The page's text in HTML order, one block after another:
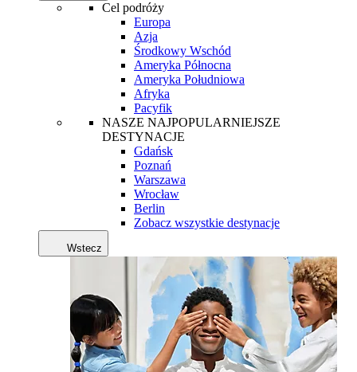
Cel podróży
Europa
Azja
Środkowy Wschód
Ameryka Północna
Ameryka Południowa
Afryka
Pacyfik
NASZE NAJPOPULARNIEJSZE
DESTYNACJE
Gdańsk
Poznań
Warszawa
Wrocław
Berlin
Zobacz wszystkie destynacje
Wstecz